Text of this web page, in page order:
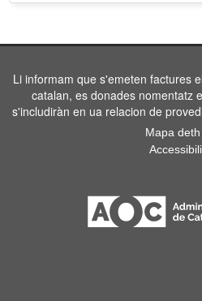
Li informam que s'emeten factures
catalan, es donades nomentatz
s'includiràn en ua relacion de
Mapa